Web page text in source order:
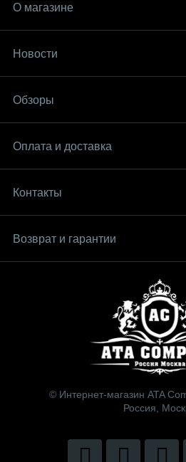
О магазине
Новости
Обзоры
Оплата и доставка
Контакты
Возврат и гарантии
© Интернет-магазин ATA
Россия,